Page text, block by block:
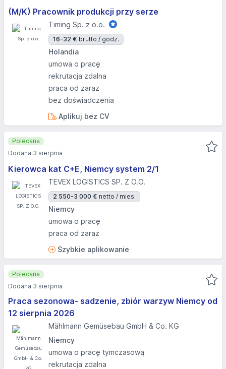
(M/K) Pracownik produkcji przy serze
Timing Sp. z o.o.
16-32 € brutto / godz.
Holandia
umowa o pracę
rekrutacja zdalna
praca od zaraz
bez doświadczenia
Aplikuj bez CV
Kierowca kat C+E, Niemcy system 2/1
TEVEX LOGISTICS SP. Z O.O.
2 550-3 000 € netto / mies.
Niemcy
umowa o pracę
praca od zaraz
Szybkie aplikowanie
Polecana
Dodana 3 sierpnia
Praca sezonowa- sadzenie, zbiór warzyw Niemcy od
12 sierpnia 2026
Mählmann Gemüsebau GmbH & Co. KG
Niemcy
umowa o pracę tymczasową
rekrutacja zdalna
Polecana
Dodana 3 sierpnia